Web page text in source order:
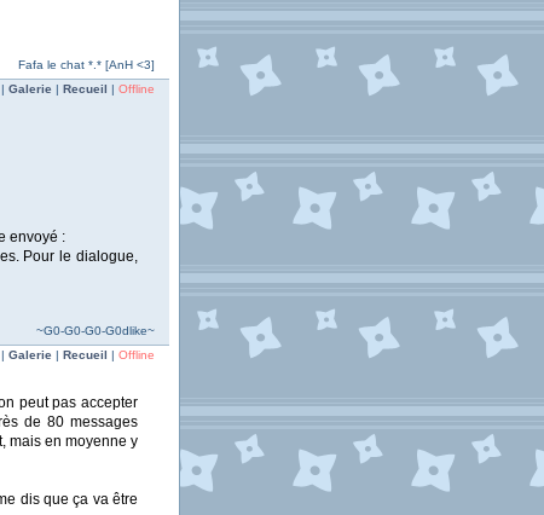
Fafa le chat *.* [AnH <3]
Galerie | Recueil | Offline
envoyé :
Pour le dialogue,
~G0-G0-G0-G0dlike~
Galerie | Recueil | Offline
peut pas accepter
de 80 messages
mais en moyenne y
dis que ça va être